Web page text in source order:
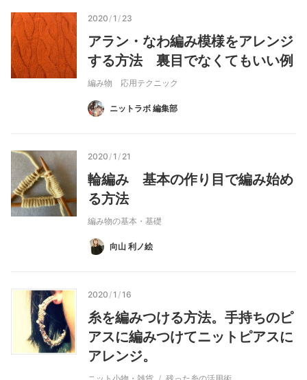
2020 /1 / 23
アラン・なわ編み模様をアレンジ
する方法 裏目でなくてもいい例
編み物 応用テクニック
ニットラボ 編集部
2020 /1 / 21
輪編み 基本の作り目で編み始め
る方法
編み物の基本・基礎
向山 利ノ絵
2020 /1 /16
糸を編みつける方法。手持ちのピ
アスに編みつけてニットピアスに
アレンジ。